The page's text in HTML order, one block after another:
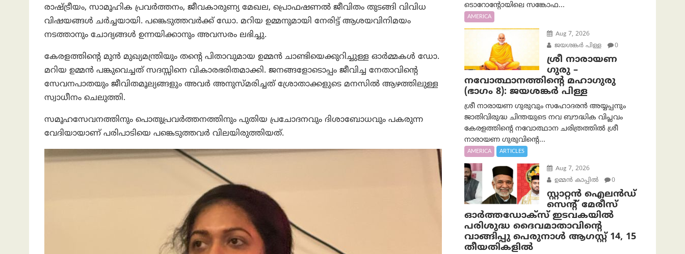
രാഷ്ട്രീയം, സാമൂഹിക പ്രവർത്തനം, ജീവകാരുണ്യ മേഖല, പ്രൊഫഷണൽ ജീവിതം തുടങ്ങി വിവിധ
വിഷയങ്ങൾ ചർച്ചയായി. പങ്കെടുത്തവർക്ക് ഡോ. മറിയ ഉമ്മനുമായി നേരിട്ട് ആശയവിനിമയം
നടത്താനും ചോദ്യങ്ങൾ ഉന്നയിക്കാനും അവസരം ലഭിച്ചു.
കേരളത്തിന്റെ മുൻ മുഖ്യമന്ത്രിയും തന്റെ പിതാവുമായ ഉമ്മൻ ചാണ്ടിയെക്കുറിച്ചുള്ള ഓർമ്മകൾ ഡോ.
മറിയ ഉമ്മൻ പങ്കുവെച്ചത് സദസ്സിനെ വികാരഭരിതമാക്കി. ജനങ്ങളോടൊപ്പം ജീവിച്ച നേതാവിന്റെ
സേവനപാതയും ജീവിതമൂല്യങ്ങളും അവർ അനുസ്മരിച്ചത് ശ്രോതാക്കളുടെ മനസിൽ ആഴത്തിലുള്ള
സ്വാധീനം ചെലുത്തി.
സമൂഹസേവനത്തിനും പൊതുപ്രവർത്തനത്തിനും പുതിയ പ്രചോദനവും ദിശാബോധവും പകരുന്ന
വേദിയായാണ് പരിപാടിയെ പങ്കെടുത്തവർ വിലയിരുത്തിയത്.
ടൊറോന്റോയിലെ സങ്കോഫ...
AMERICA
Aug 7, 2026
ജയശങ്കര്‍ പിള്ള
0
ശ്രീ നാരായണ
ഗുരു –
നവോത്ഥാനത്തിന്റെ മഹാഗുരു
(ഭാഗം 8): ജയശങ്കര്‍ പിള്ള
ശ്രീ നാരായണ ഗുരുവും സഹോദരൻ അയ്യപ്പനും
ജാതിവിരുദ്ധ ചിന്തയുടെ നവ ബൗദ്ധിക വിപ്ലവം
കേരളത്തിന്റെ നവോത്ഥാന ചരിത്രത്തിൽ ശ്രീ
നാരായണ ഗുരുവിന്റെ...
AMERICA ARTICLES
Aug 7, 2026
ഉമ്മന്‍ കാപ്പില്‍
0
സ്റ്റാറ്റൻ ഐലൻഡ്
സെന്റ് മേരീസ്
ഓർത്തഡോക്സ് ഇടവകയിൽ
പരിശുദ്ധ ദൈവമാതാവിന്റെ
വാങ്ങിപ്പു പെരുനാൾ ആഗസ്റ്റ് 14, 15
തീയതികളിൽ